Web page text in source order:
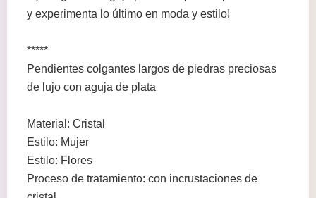
y experimenta lo último en moda y estilo!
*****
Pendientes colgantes largos de piedras preciosas
de lujo con aguja de plata
Material: Cristal
Estilo: Mujer
Estilo: Flores
Proceso de tratamiento: con incrustaciones de